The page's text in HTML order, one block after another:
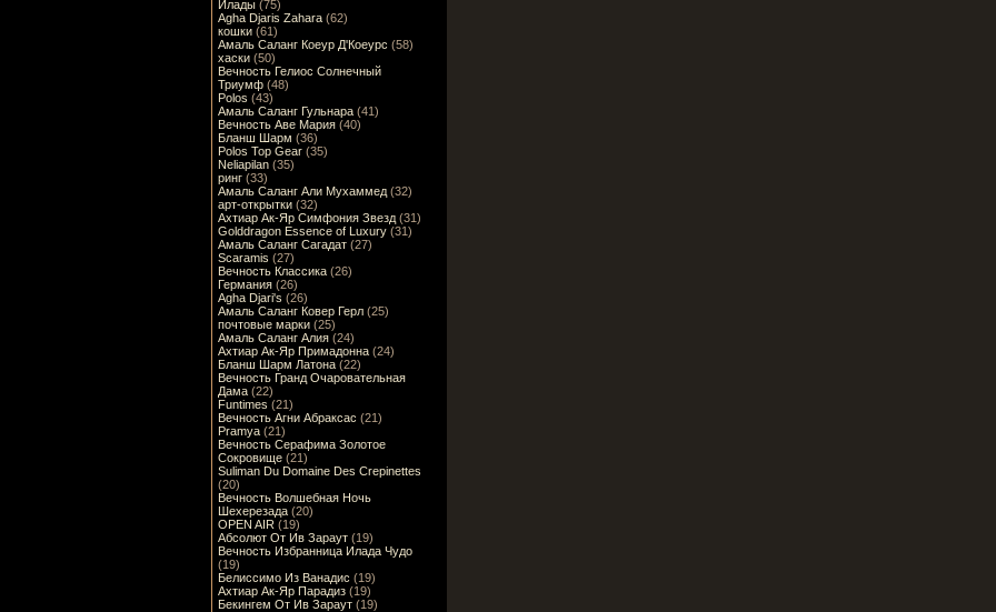
Илады(75)
Agha Djaris Zahara(62)
кошки(61)
Амаль Саланг Коеур Д'Коеурс (58)
хаски(50)
Вечность Гелиос Солнечный
Триумф(48)
Polos (43)
Амаль Саланг Гульнара(41)
Вечность Аве Мария(40)
Бланш Шарм (36)
Polos Top Gear(35)
Neliapilan(35)
ринг(33)
Амаль Саланг Али Мухаммед(32)
арт-открытки(32)
Ахтиар Ак-Яр Симфония Звезд(31)
Golddragon Essence of Luxury(31)
Амаль Саланг Сагадат(27)
Scaramis (27)
Вечность Классика(26)
Германия(26)
Agha Djari's (26)
Амаль Саланг Ковер Герл(25)
почтовые марки(25)
Амаль Саланг Алия(24)
Ахтиар Ак-Яр Примадонна(24)
Бланш Шарм Латона(22)
Вечность Гранд Очаровательная
Дама(22)
Funtimes (21)
Вечность Агни Абраксас (21)
Pramya(21)
Вечность Серафима Золотое
Сокровище(21)
Suliman Du Domaine Des Crepinettes
(20)
Вечность Волшебная Ночь
Шехерезада(20)
OPEN AIR (19)
Абсолют От Ив Зараут(19)
Вечность Избранница Илада Чудо
(19)
Белиссимо Из Ванадис (19)
Ахтиар Ак-Яр Парадиз(19)
Бекингем От Ив Зараут(19)